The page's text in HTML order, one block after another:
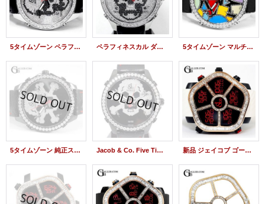
5タイムゾーン ペラフィネスカルダイヤ JACOB&CO ペラフィネスカル ダイヤ文字盤 アフターダイヤ JACOB&COカスタム 5タイムゾーン マルチカラー Dサークル 純正ダイヤ JC-113DA JACOB&CO
5タイムゾーン 純正スカルダイヤモンド JC-SKULL10D 世界限定55本 JACOB時計 Jacob & Co. Five Time Zone JC skull10d Diamond 47mm Limited Model 新品 ジェイコブ ゴースト 18KPG バゲットダイヤベゼル JACOB&Co. GHOST 時計